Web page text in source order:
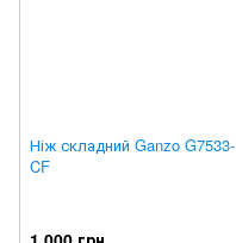
Ніж складний Ganzo G7533-
CF